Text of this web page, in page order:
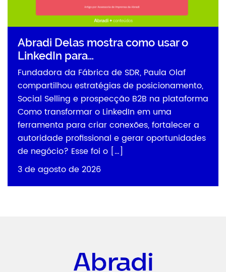
Abradi Delas mostra como usar o
LinkedIn para…
Fundadora da Fábrica de SDR, Paula Olaf
compartilhou estratégias de posicionamento,
Social Selling e prospecção B2B na plataforma
Como transformar o LinkedIn em uma
ferramenta para criar conexões, fortalecer a
autoridade profissional e gerar oportunidades
de negócio? Esse foi o […]
3 de agosto de 2026